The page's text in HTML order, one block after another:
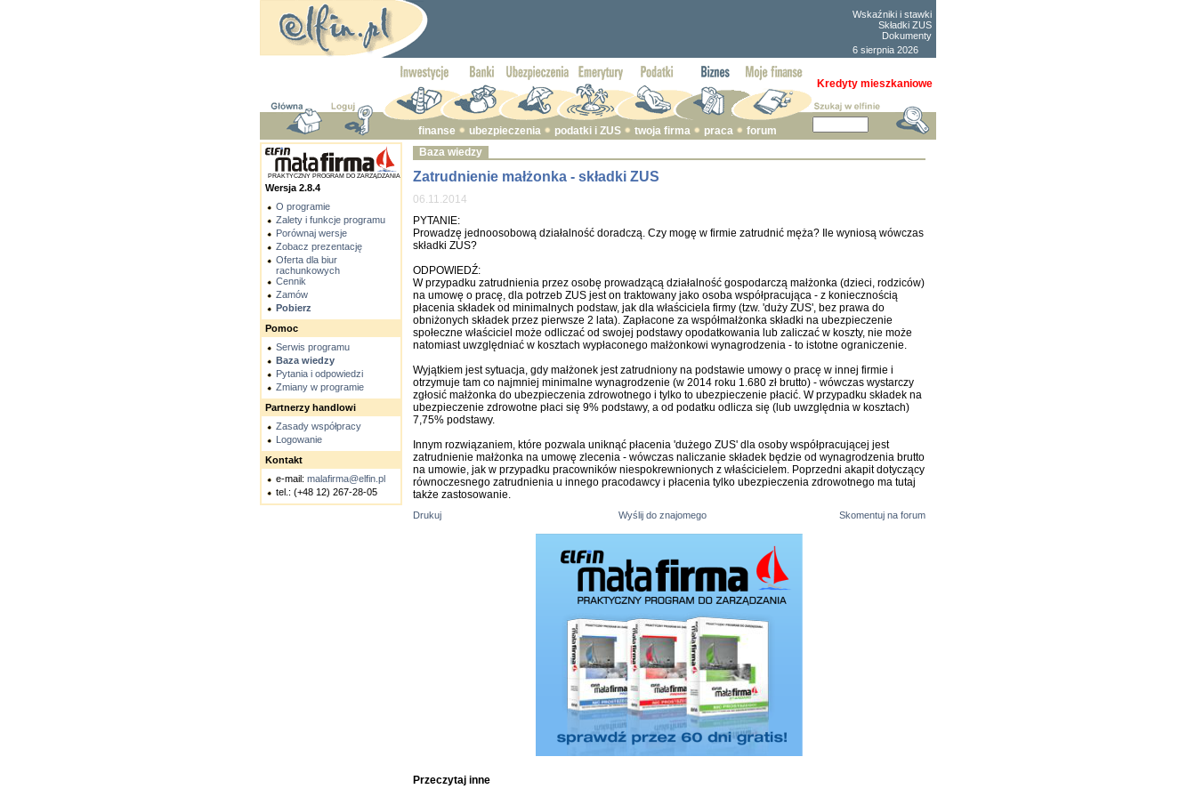
Wskaźniki i stawki
Składki ZUS
Dokumenty
6 sierpnia 2026
Kredyty mieszkaniowe
finanse ubezpieczenia podatki i ZUS twoja firma praca forum
PRAKTYCZNY PROGRAM DO ZARZĄDZANIA
Wersja 2.8.4
O programie
Zalety i funkcje programu
Porównaj wersje
Zobacz prezentację
Oferta dla biur
rachunkowych
Cennik
Zamów
Pobierz
Pomoc
Serwis programu
Baza wiedzy
Pytania i odpowiedzi
Zmiany w programie
Partnerzy handlowi
Zasady współpracy
Logowanie
Kontakt
e-mail: malafirma@elfin.pl
tel.: (+48 12) 267-28-05
Baza wiedzy
Zatrudnienie małżonka - składki ZUS
06.11.2014
PYTANIE:
Prowadzę jednoosobową działalność doradczą. Czy mogę w firmie zatrudnić męża? Ile wyniosą wówczas
składki ZUS?
ODPOWIEDŹ:
W przypadku zatrudnienia przez osobę prowadzącą działalność gospodarczą małżonka (dzieci, rodziców)
na umowę o pracę, dla potrzeb ZUS jest on traktowany jako osoba współpracująca - z koniecznością
płacenia składek od minimalnych podstaw, jak dla właściciela firmy (tzw. 'duży ZUS', bez prawa do
obniżonych składek przez pierwsze 2 lata). Zapłacone za współmałżonka składki na ubezpieczenie
społeczne właściciel może odliczać od swojej podstawy opodatkowania lub zaliczać w koszty, nie może
natomiast uwzględniać w kosztach wypłaconego małżonkowi wynagrodzenia - to istotne ograniczenie.
Wyjątkiem jest sytuacja, gdy małżonek jest zatrudniony na podstawie umowy o pracę w innej firmie i
otrzymuje tam co najmniej minimalne wynagrodzenie (w 2014 roku 1.680 zł brutto) - wówczas wystarczy
zgłosić małżonka do ubezpieczenia zdrowotnego i tylko to ubezpieczenie płacić. W przypadku składek na
ubezpieczenie zdrowotne płaci się 9% podstawy, a od podatku odlicza się (lub uwzględnia w kosztach)
7,75% podstawy.
Innym rozwiązaniem, które pozwala uniknąć płacenia 'dużego ZUS' dla osoby współpracującej jest
zatrudnienie małżonka na umowę zlecenia - wówczas naliczanie składek będzie od wynagrodzenia brutto
na umowie, jak w przypadku pracowników niespokrewnionych z właścicielem. Poprzedni akapit dotyczący
równoczesnego zatrudnienia u innego pracodawcy i płacenia tylko ubezpieczenia zdrowotnego ma tutaj
także zastosowanie.
Drukuj Wyślij do znajomego Skomentuj na forum
Przeczytaj inne